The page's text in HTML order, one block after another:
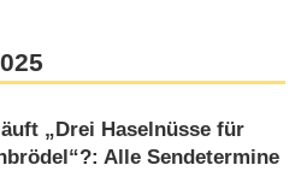
„Drei Haselnüsse für
Alle Sendetermine